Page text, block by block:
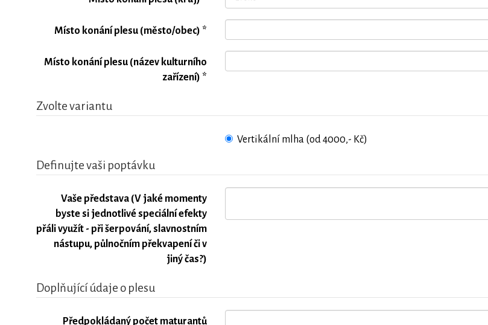
Místo konání plesu (město/obec) *
Místo konání plesu (název kulturního
zařízení) *
Zvolte variantu
Vertikální mlha (od 4000,- Kč)
Definujte vaši poptávku
Vaše představa (V jaké momenty
byste si jednotlivé speciální efekty
přáli využít - při šerpování, slavnostním
nástupu, půlnočním překvapení či v
jiný čas?)
Doplňující údaje o plesu
Předpokládaný počet maturantů